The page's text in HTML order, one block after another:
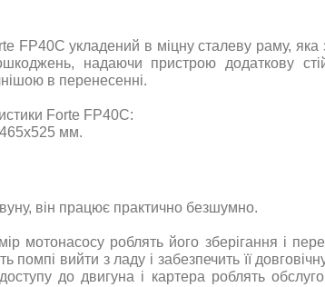
FP40C укладений в міцну сталеву раму, яка
надаючи пристрою додаткову
в перенесенні.
Forte FP40C:
мм.
він працює практично безшумно.
мотонасосу роблять його зберігання і
вийти з ладу і забезпечить її
до двигуна і картера роблять